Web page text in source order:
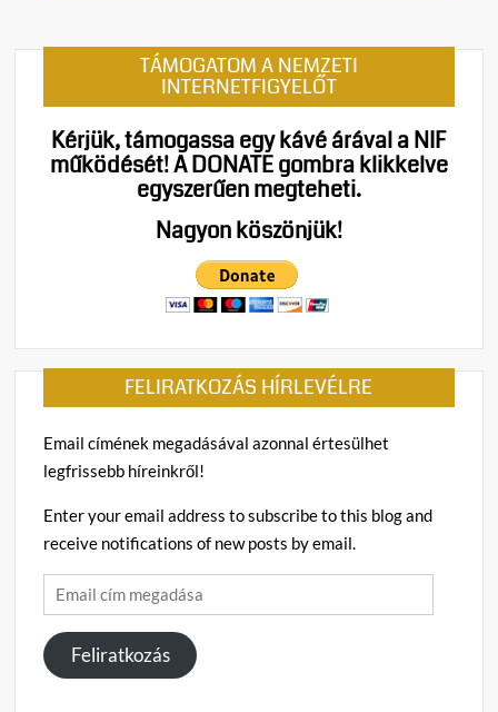
TÁMOGATOM A NEMZETI
INTERNETFIGYELŐT
Kérjük, támogassa egy kávé árával a NIF
működését!A DONATE gombra klikkelve
egyszerűen megteheti.
Nagyon köszönjük!
FELIRATKOZÁS HÍRLEVÉLRE
Email címének megadásával azonnal értesülhet
legfrissebb híreinkről!
Enter your email address to subscribe to this blog and
receive notifications of new posts by email.
Email
cím
megadása
Feliratkozás